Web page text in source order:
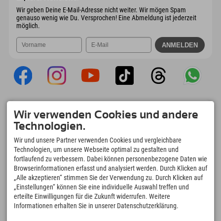
Wir geben Deine E-Mail-Adresse nicht weiter. Wir mögen Spam
genauso wenig wie Du. Versprochen! Eine Abmeldung ist jederzeit
möglich.
Explorer App
Upload Deiner #ExplorerMoments, Mein
Explorer To Go mit Buchungsübersicht,
Bucketlist, Restaurantübersicht uvm. Jetzt
downloaden!
Zeit für Explorer Moments
166
Bergseen und Erlebnisbäder
4.634km
Pisten zum Skifahren und
Snowboarden
Wir verwenden Cookies und andere
Technologien.
Wir und unsere Partner verwenden Cookies und vergleichbare
Technologien, um unsere Webseite optimal zu gestalten und
fortlaufend zu verbessern. Dabei können personenbezogene Daten wie
Browserinformationen erfasst und analysiert werden. Durch Klicken auf
„Alle akzeptieren“ stimmen Sie der Verwendung zu. Durch Klicken auf
„Einstellungen“ können Sie eine individuelle Auswahl treffen und
erteilte Einwilligungen für die Zukunft widerrufen. Weitere
Informationen erhalten Sie in unserer Datenschutzerklärung.